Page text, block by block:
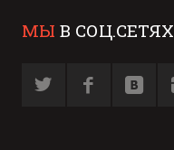
МЫ В СОЦ.СЕТЯХ